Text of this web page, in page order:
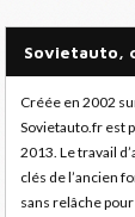
Sovietauto,
Créée en 2002
Sovietauto.fr est
2013. Le travail
clés de l’ancien
sans relâche